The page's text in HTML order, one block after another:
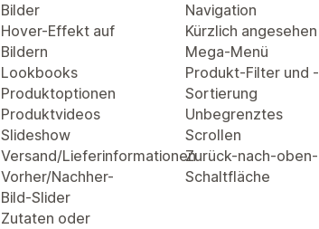
Bilder
Hover-Effekt auf
Bildern
Lookbooks
Produktoptionen
Produktvideos
Slideshow
Versand/Lieferinformationen
Vorher/Nachher-
Bild-Slider
Zutaten oder
Navigation
Kürzlich angesehen
Mega-Menü
Produkt-Filter und -
Sortierung
Unbegrenztes
Scrollen
Zurück-nach-oben-
Schaltfläche